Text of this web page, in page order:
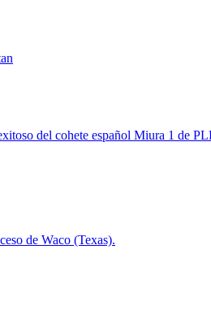
del cohete español Miura 1 de
de Waco (Texas).